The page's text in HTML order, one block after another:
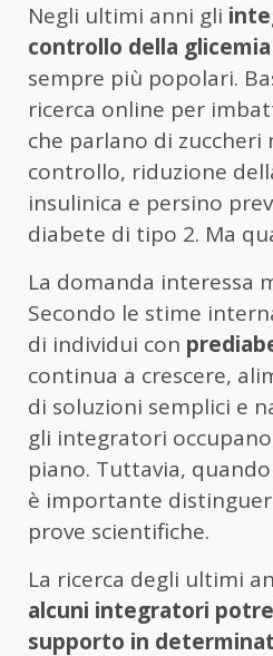
Negli ultimi anni gli
controllo della glicemia
sempre più popolari.
ricerca online per
che parlano di zuccheri
controllo, riduzione
insulinica e persino
diabete di tipo 2. Ma
La domanda interessa
Secondo le stime
di individui con
continua a crescere,
di soluzioni semplici e
gli integratori
piano. Tuttavia,
è importante
prove scientifiche.
La ricerca degli ultimi
alcuni integratori
supporto in